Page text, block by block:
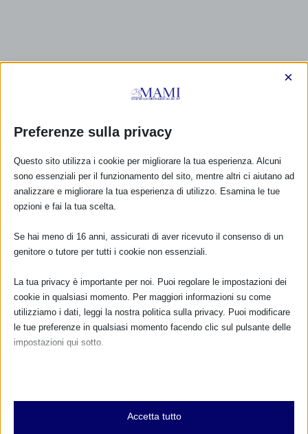
Preferenze sulla privacy
×
Questo sito utilizza i cookie per migliorare la tua esperienza. Alcuni
sono essenziali per il funzionamento del sito, mentre altri ci aiutano ad
analizzare e migliorare la tua esperienza di utilizzo. Esamina le tue
opzioni e fai la tua scelta.
Se hai meno di 16 anni, assicurati di aver ricevuto il consenso di un
genitore o tutore per tutti i cookie non essenziali.
La tua privacy è importante per noi. Puoi regolare le impostazioni dei
cookie in qualsiasi momento. Per maggiori informazioni su come
utilizziamo i dati, leggi la nostra politica sulla privacy. Puoi modificare
le tue preferenze in qualsiasi momento facendo clic sul pulsante delle
impostazioni qui sotto.
Essenziali
I cookie e i servizi essenziali abilitano le funzioni di base e sono
Accetta tutto